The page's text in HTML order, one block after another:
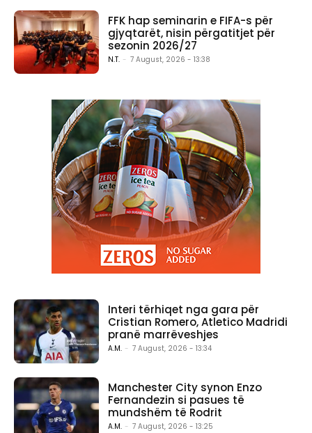
FFK hap seminarin e FIFA-s për
gjyqtarët, nisin përgatitjet për
sezonin 2026/27
N.T. - 7 August, 2026 - 13:38
Interi tërhiqet nga gara për
Cristian Romero, Atletico Madridi
pranë marrëveshjes
A.M. - 7 August, 2026 - 13:34
Manchester City synon Enzo
Fernandezin si pasues të
mundshëm të Rodrit
A.M. - 7 August, 2026 - 13:25